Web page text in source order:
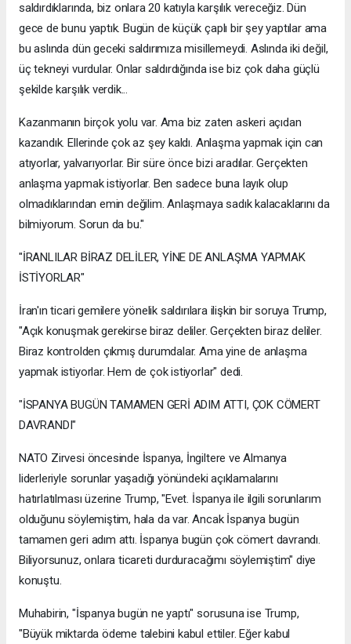
saldırdıklarında, biz onlara 20 katıyla karşılık vereceğiz. Dün
gece de bunu yaptık. Bugün de küçük çaplı bir şey yaptılar ama
bu aslında dün geceki saldırımıza misillemeydi. Aslında iki değil,
üç tekneyi vurdular. Onlar saldırdığında ise biz çok daha güçlü
şekilde karşılık verdik...
Kazanmanın birçok yolu var. Ama biz zaten askeri açıdan
kazandık. Ellerinde çok az şey kaldı. Anlaşma yapmak için can
atıyorlar, yalvarıyorlar. Bir süre önce bizi aradılar. Gerçekten
anlaşma yapmak istiyorlar. Ben sadece buna layık olup
olmadıklarından emin değilim. Anlaşmaya sadık kalacaklarını da
bilmiyorum. Sorun da bu."
"İRANLILAR BİRAZ DELİLER, YİNE DE ANLAŞMA YAPMAK
İSTİYORLAR"
İran'ın ticari gemilere yönelik saldırılara ilişkin bir soruya Trump,
"Açık konuşmak gerekirse biraz deliler. Gerçekten biraz deliler.
Biraz kontrolden çıkmış durumdalar. Ama yine de anlaşma
yapmak istiyorlar. Hem de çok istiyorlar" dedi.
"İSPANYA BUGÜN TAMAMEN GERİ ADIM ATTI, ÇOK CÖMERT
DAVRANDI"
NATO Zirvesi öncesinde İspanya, İngiltere ve Almanya
liderleriyle sorunlar yaşadığı yönündeki açıklamalarını
hatırlatılması üzerine Trump, "Evet. İspanya ile ilgili sorunlarım
olduğunu söylemiştim, hala da var. Ancak İspanya bugün
tamamen geri adım attı. İspanya bugün çok cömert davrandı.
Biliyorsunuz, onlara ticareti durduracağımı söylemiştim" diye
konuştu.
Muhabirin, "İspanya bugün ne yaptı" sorusuna ise Trump,
"Büyük miktarda ödeme talebini kabul ettiler. Eğer kabul